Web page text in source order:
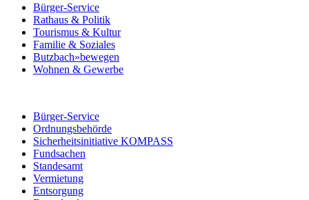
Bürger-Service
Rathaus & Politik
Tourismus & Kultur
Familie & Soziales
Butzbach»bewegen
Wohnen & Gewerbe
Bürger-Service
Ordnungsbehörde
Sicherheitsinitiative KOMPASS
Fundsachen
Standesamt
Vermietung
Entsorgung